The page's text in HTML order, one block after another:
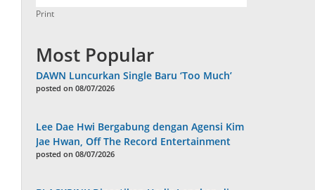
Print
Most Popular
DAWN Luncurkan Single Baru ‘Too Much’
posted on 08/07/2026
Lee Dae Hwi Bergabung dengan Agensi Kim
Jae Hwan, Off The Record Entertainment
posted on 08/07/2026